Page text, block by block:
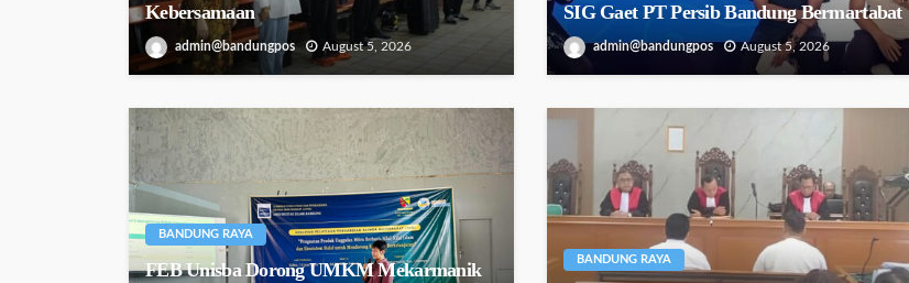
Kebersamaan
admin@bandungpos August 5, 2026
SIG Gaet PT Persib Bandung Bermartabat
admin@bandungpos August 5, 2026
BANDUNG RAYA
FEB Unisba Dorong UMKM Mekarmanik
BANDUNG RAYA